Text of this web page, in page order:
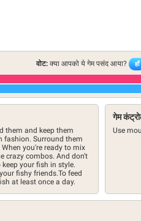
वोट: क्या आपको ये गेम पसंद आया? हाँ
them and keep them
fashion. Surround them
you're ready to mix
crazy combos. And don't
your fish in style.
fishy friends.To feed
at least once a day.
गेम
Use